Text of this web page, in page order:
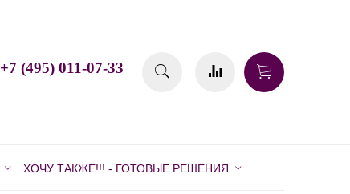
+7 (495) 011-07-33
ХОЧУ ТАКЖЕ!!! - ГОТОВЫЕ РЕШЕНИЯ